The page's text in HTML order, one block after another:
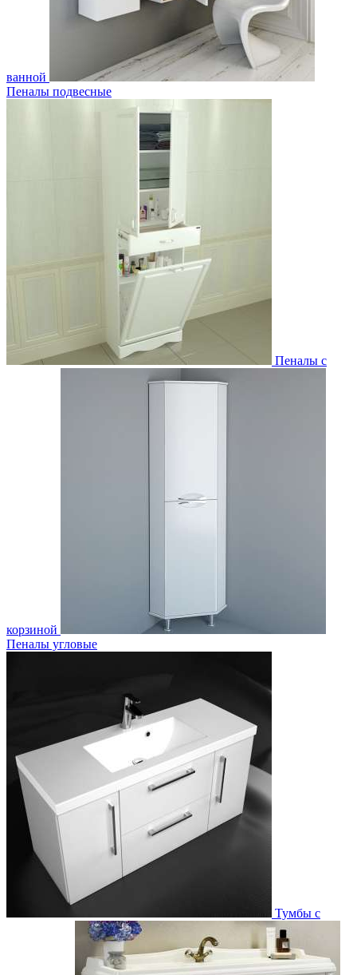
ванной
Пеналы подвесные
Пеналы с
корзиной
Пеналы угловые
Тумбы с